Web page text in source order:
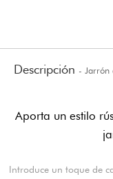
Descripción - Jarrón
Aporta un estilo
Introduce un toque de